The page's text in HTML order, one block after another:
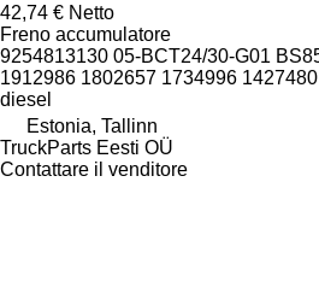
42,74 € Netto
Freno accumulatore
9254813130 05-BCT24/30-G01
1912986 1802657 1734996
diesel
Estonia, Tallinn
TruckParts Eesti OÜ
Contattare il venditore